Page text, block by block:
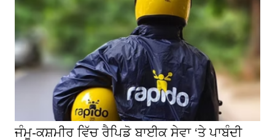
ਜੰਮੂ-ਕਸ਼ਮੀਰ ਵਿੱਚ ਰੈਪਿਡੋ ਬਾਈਕ ਸੇਵਾ ‘ਤੇ ਪਾਬੰਦੀ